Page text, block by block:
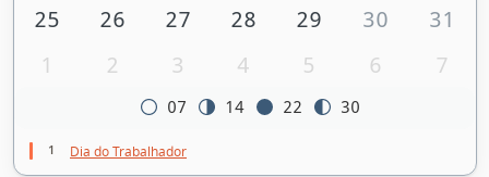
25
26 27 28 29 30
31
1
2 3 4 5 6 7
07 14 22 30
1 Dia do Trabalhador